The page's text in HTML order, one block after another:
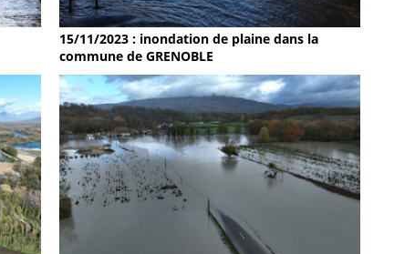
15/11/2023 : inondation de plaine dans la
commune de GRENOBLE